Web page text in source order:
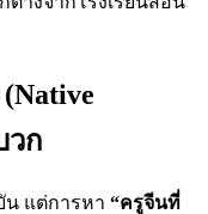
วก
น แต่การหา “ครูจีนที่